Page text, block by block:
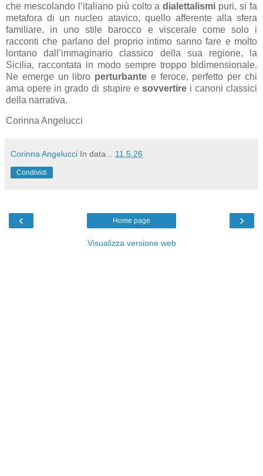
che mescolando l’italiano più colto adialettalismi puri, si fa
metafora di un nucleo atavico, quello afferente alla sfera
familiare, in uno stile barocco e viscerale come solo i
racconti che parlano del proprio intimo sanno fare e molto
lontano dall’immaginario classico della sua regione, la
Sicilia, raccontata in modo sempre troppo bidimensionale.
Ne emerge un libro perturbante e feroce, perfetto per chi
ama opere in grado di stupire e sovvertire i canoni classici
della narrativa.
Corinna Angelucci
Corinna Angelucci In data... 11.5.26
Condividi
‹ ›
Home page
Visualizza versione web